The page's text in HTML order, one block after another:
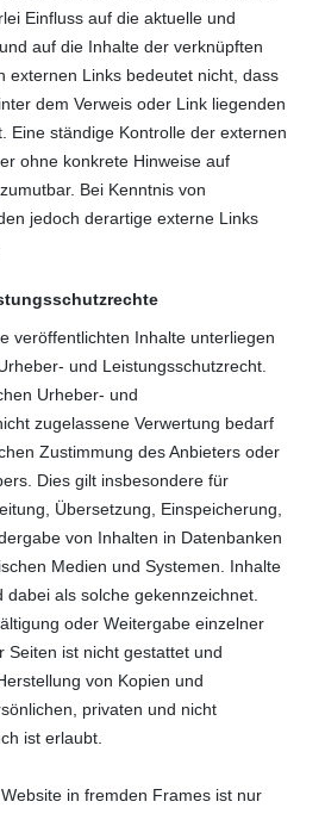
Einfluss auf die aktuelle und
auf die Inhalte der verknüpften
externen Links bedeutet nicht, dass
dem Verweis oder Link liegenden
Eine ständige Kontrolle der externen
ohne konkrete Hinweise auf
Bei Kenntnis von
jedoch derartige externe Links
veröffentlichten Inhalte unterliegen
und Leistungsschutzrecht.
Urheber- und
zugelassene Verwertung bedarf
Zustimmung des Anbieters oder
Dies gilt insbesondere für
Übersetzung, Einspeicherung,
von Inhalten in Datenbanken
Medien und Systemen. Inhalte
als solche gekennzeichnet.
oder Weitergabe einzelner
Seiten ist nicht gestattet und
von Kopien und
privaten und nicht
ist erlaubt.
in fremden Frames ist nur